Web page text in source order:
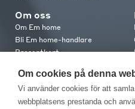
Om oss
Om Em home
Bli Em home-handlare
Presentkort
Em home Club
Medlemsvillkor
Om cookies på denna
Vi använder cookies för att
webbplatsens prestanda och